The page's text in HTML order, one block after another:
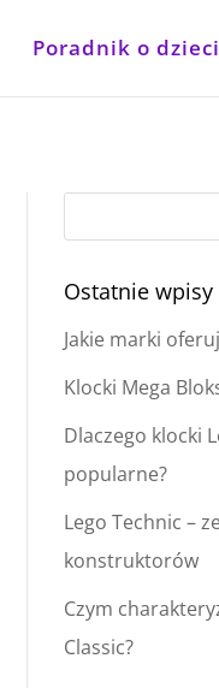
Poradnik o
Ostatnie wpisy
Jakie marki
Klocki Mega
Dlaczego klocki
popularne?
Lego Technic –
konstruktorów
Czym
Classic?